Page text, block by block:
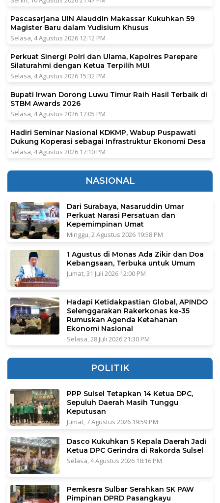
Pascasarjana UIN Alauddin Makassar Kukuhkan 59
Magister Baru dalam Yudisium Khusus
Selasa, 4 Agustus 2026 12:12 PM
Perkuat Sinergi Polri dan Ulama, Kapolres Parepare
Silaturahmi dengan Ketua Terpilih MUI
Selasa, 4 Agustus 2026 15:32 PM
Bupati Irwan Dorong Luwu Timur Raih Hasil Terbaik di
STBM Awards 2026
Selasa, 4 Agustus 2026 17:05 PM
Hadiri Seminar Nasional KDKMP, Wabup Puspawati
Dukung Koperasi sebagai Infrastruktur Ekonomi Desa
Selasa, 4 Agustus 2026 17:10 PM
NASIONAL
Dari Surabaya, Nasaruddin Umar
Perkuat Narasi Persatuan dan
Kepemimpinan Umat
Minggu, 2 Agustus 2026 19:58 PM
1 Agustus di Monas Ada Zikir dan Doa
Kebangsaan, Terbuka untuk Umum
Jumat, 31 Juli 2026 12:00 PM
Hadapi Ketidakpastian Global, APINDO
Selenggarakan Rakerkonas ke-35
Rumuskan Agenda Ketahanan
Ekonomi Nasional
Selasa, 28 Juli 2026 21:30 PM
POLITIK
PPP Sulsel Tetapkan 14 Ketua DPC,
Sepuluh Daerah Masih Tunggu
Keputusan
Jumat, 7 Agustus 2026 19:59 PM
Dasco Kukuhkan 5 Kepala Daerah Jadi
Ketua DPC Gerindra di Rakorda Sulsel
Selasa, 4 Agustus 2026 18:16 PM
Pemkesra Sulbar Serahkan SK PAW
Pimpinan DPRD Pasangkayu